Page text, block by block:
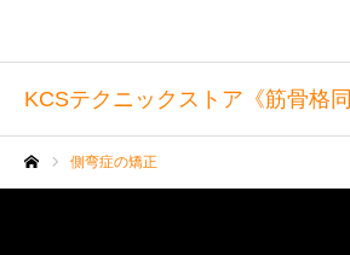
KCSテクニックストア《筋骨格
側弯症の矯正